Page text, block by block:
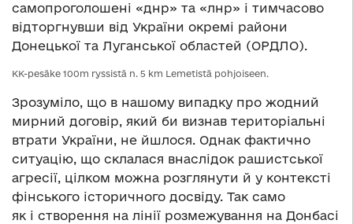
самопроголошені «днр» та «лнр» і тимчасово
відторгнувши від України окремі райони
Донецької та Луганської областей (ОРДЛО).
KK-pesäke 100m ryssistä n. 5 km Lemetistä pohjoiseen.
Зрозуміло, що в нашому випадку про жодний
мирний договір, який би визнав територіальні
втрати України, не йшлося. Однак фактично
ситуацію, що склалася внаслідок рашистської
агресії, цілком можна розглянути й у контексті
фінського історичного досвіду. Так само
як і створення на лінії розмежування на Донбасі